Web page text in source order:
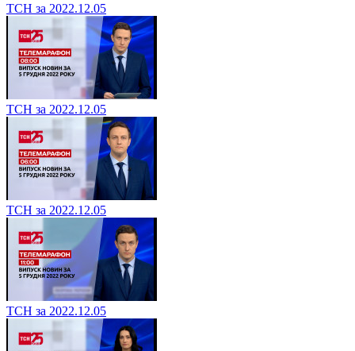
ТСН за 2022.12.05
ТСН за 2022.12.05
ТСН за 2022.12.05
ТСН за 2022.12.05